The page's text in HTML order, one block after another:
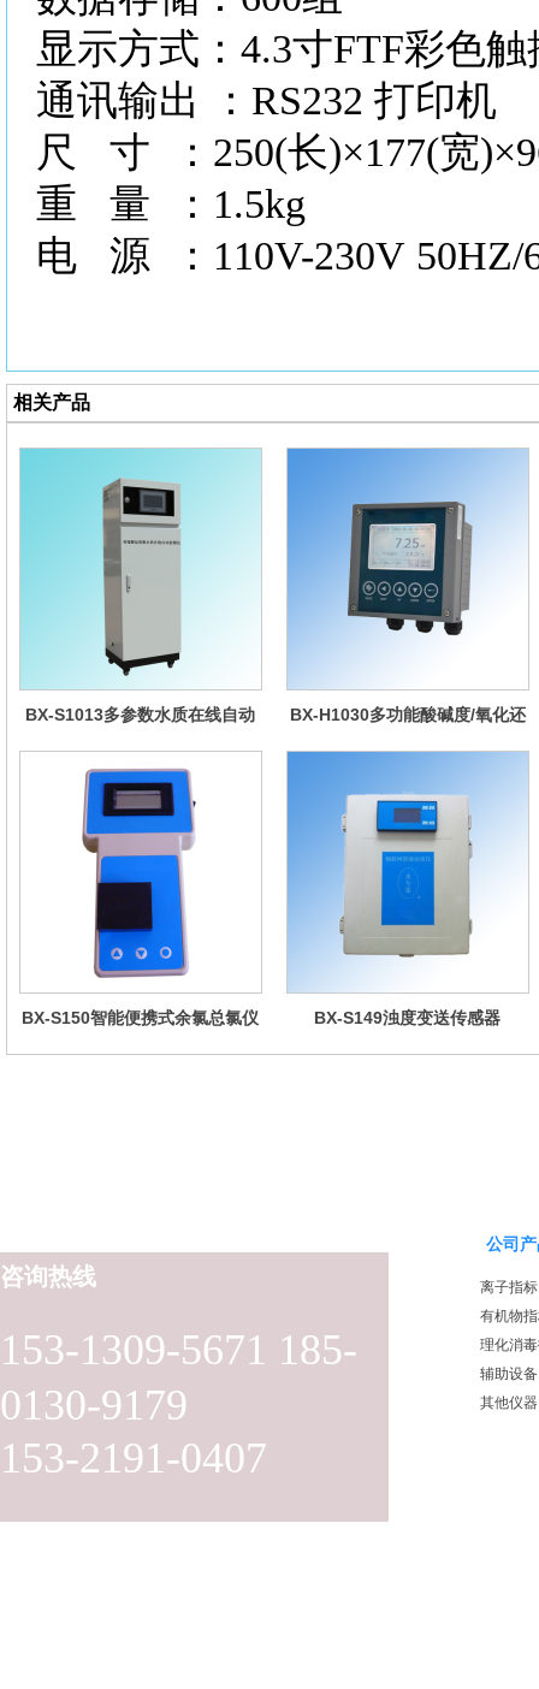
显示方式： 4.3寸FTF彩色触
通讯输出
：RS232 打印机
尺
寸 ：250(长)×177(宽
重 量 ：1.5kg
电 源 ：110V-230V 50HZ/
相关产品
BX-S1013多参数水质在线自动
BX-H1030多功能酸碱度/氧化还
BX-S150智能便携式余氯总氯仪 BX-S149浊度变送传感器
153-1309-5671 185-
0130-9179
153-2191-0407
咨询热线
公司
离子指标
有机物
理化消
辅助设备
其他仪器